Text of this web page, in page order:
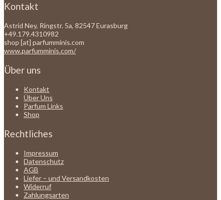
Kontakt
Astrid Ney, Ringstr. 5a, 82547 Eurasburg
+49.179.4310982
shop [at] parfumminis.com
www.parfumminis.com/
Über uns
Kontakt
Über Uns
Parfum Links
Shop
Rechtliches
Impressum
Datenschutz
AGB
Liefer – und Versandkosten
Widerruf
Zahlungsarten